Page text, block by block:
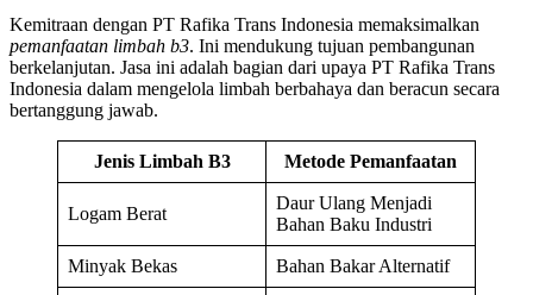
Kemitraan dengan PT Rafika Trans Indonesia memaksimalkan
pemanfaatan limbah b3. Ini mendukung tujuan pembangunan
berkelanjutan. Jasa ini adalah bagian dari upaya PT Rafika Trans
Indonesia dalam mengelola limbah berbahaya dan beracun secara
bertanggung jawab.
Jenis Limbah B3 Metode Pemanfaatan
Logam Berat
Daur Ulang Menjadi
Bahan Baku Industri
Minyak Bekas Bahan Bakar Alternatif